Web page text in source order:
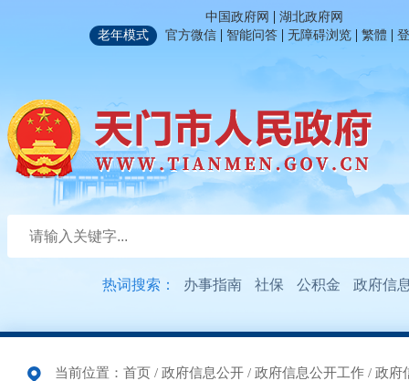
中国政府网 | 湖北政府网
老年模式
官方微信 | 智能问答 | 无障碍浏览 | 繁體 |
热词搜索： 办事指南 社保 公积金 政府信
当前位置： 首页 / 政府信息公开 / 政府信息公开工作 / 政府